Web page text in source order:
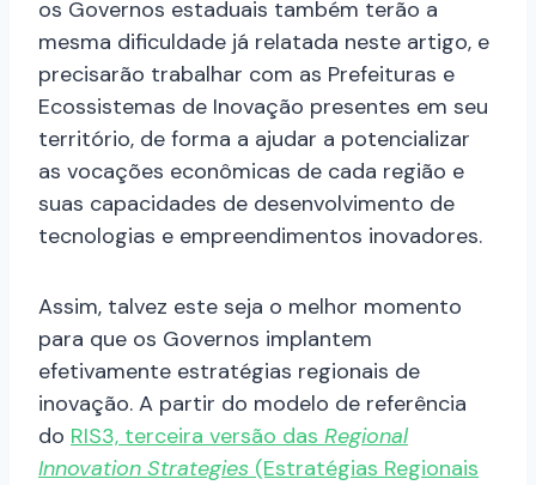
os Governos estaduais também terão a
mesma dificuldade já relatada neste artigo, e
precisarão trabalhar com as Prefeituras e
Ecossistemas de Inovação presentes em seu
território, de forma a ajudar a potencializar
as vocações econômicas de cada região e
suas capacidades de desenvolvimento de
tecnologias e empreendimentos inovadores.
Assim, talvez este seja o melhor momento
para que os Governos implantem
efetivamente estratégias regionais de
inovação. A partir do modelo de referência
do RIS3, terceira versão das Regional
Innovation Strategies (Estratégias Regionais